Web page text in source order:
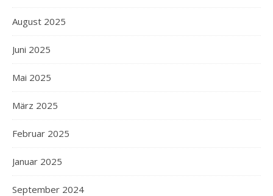
August 2025
Juni 2025
Mai 2025
März 2025
Februar 2025
Januar 2025
September 2024